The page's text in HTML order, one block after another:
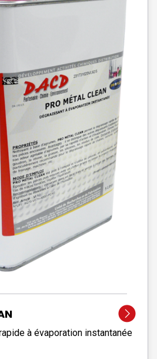
à évaporation instantanée